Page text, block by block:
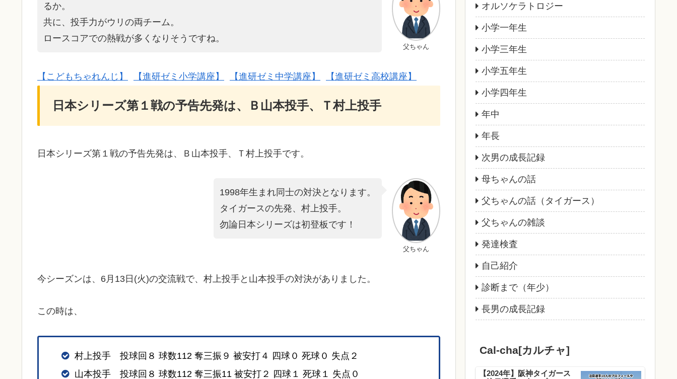
父ちゃん
るか。
共に、投手力がウリの両チーム。
ロースコアでの熱戦が多くなりそうですね。
【こどもちゃれんじ】 【進研ゼミ小学講座】 【進研ゼミ中学講座】 【進研ゼミ高校講座】
日本シリーズ第１戦の予告先発は、Ｂ山本投手、Ｔ村上投手
日本シリーズ第１戦の予告先発は、Ｂ山本投手、Ｔ村上投手です。
父ちゃん
1998年生まれ同士の対決となります。
タイガースの先発、村上投手。
勿論日本シリーズは初登板です！
今シーズンは、6月13日(火)の交流戦で、村上投手と山本投手の対決がありました。
この時は、
村上投手 投球回８ 球数112 奪三振９ 被安打４ 四球０ 死球０ 失点２
山本投手 投球回８ 球数112 奪三振11 被安打２ 四球１ 死球１ 失点０
オルソケラトロジー
小学一年生
小学三年生
小学五年生
小学四年生
年中
年長
次男の成長記録
母ちゃんの話
父ちゃんの話（タイガース）
父ちゃんの雑談
発達検査
自己紹介
診断まで（年少）
長男の成長記録
Cal-cha[カルチャ]
【2024年】阪神タイガース